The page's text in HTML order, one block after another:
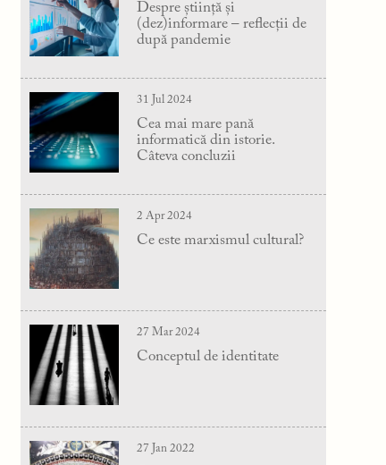
Despre știință și
(dez)informare – reflecții de
după pandemie
31 Jul 2024
Cea mai mare pană
informatică din istorie.
Câteva concluzii
2 Apr 2024
Ce este marxismul cultural?
27 Mar 2024
Conceptul de identitate
27 Jan 2022